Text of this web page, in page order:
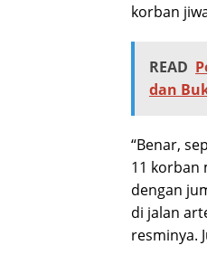
korban
READ
dan
“Benar,
11 korban
dengan
di jalan
resminya.